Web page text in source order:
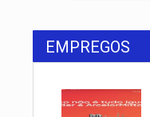
EMPREGOS